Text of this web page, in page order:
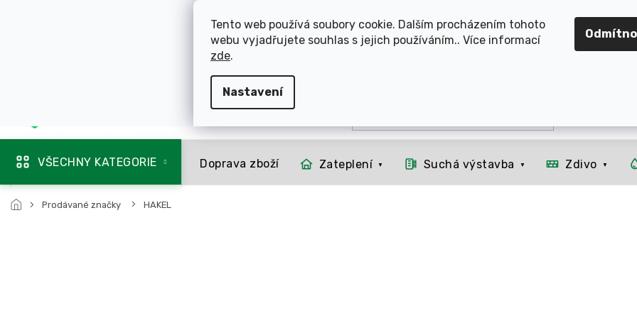
Tento web používá soubory cookie. Dalším procházením tohoto
webu vyjadřujete souhlas s jejich používáním.. Více informací
zde.
Nastavení
ROZVÁŽÍME OLOMOUCKO, SVITAVSKO, ŠUMPERSKO, BRNO, PARDUBICE,
VŠECHNY KATEGORIE Doprava zboží Zateplení Suchá výstavba Zdivo
Prodávané značky HAKEL